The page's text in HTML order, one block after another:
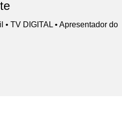
TV DIGITAL • Apresentador do